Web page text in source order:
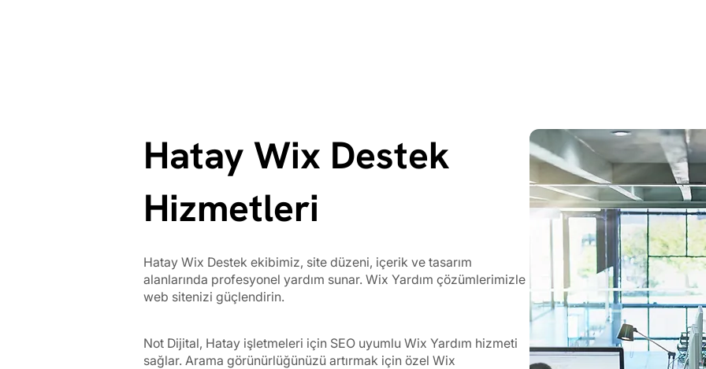
Hatay Wix Destek
Hizmetleri
Hatay Wix Destek ekibimiz, site düzeni, içerik ve tasarım
alanlarında profesyonel yardım sunar. Wix Yardım çözümlerimizle
web sitenizi güçlendirin.
Not Dijital, Hatay işletmeleri için SEO uyumlu Wix Yardım hizmeti
sağlar. Arama görünürlüğünüzü artırmak için özel Wix